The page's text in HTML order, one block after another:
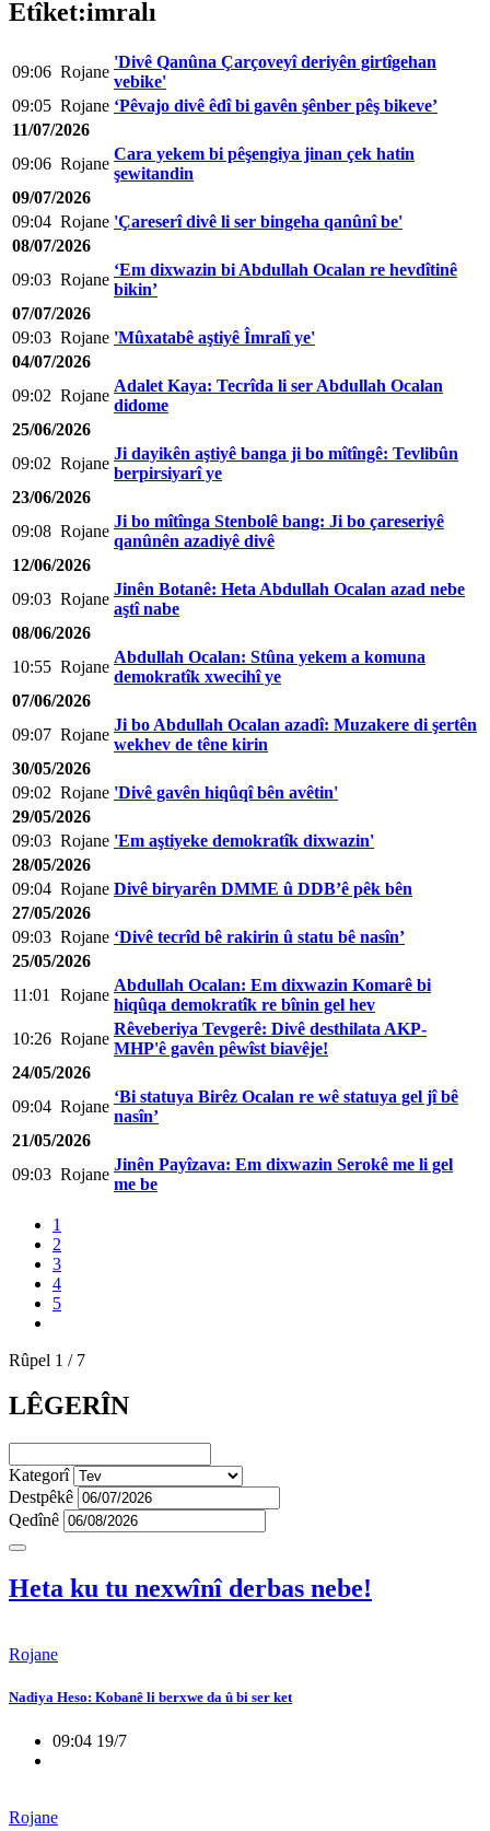
Etîket:imralı
09:06 Rojane
'Divê Qanûna Çarçoveyî deriyên girtîgehan
vebike'
09:05 Rojane ‘Pêvajo divê êdî bi gavên şênber pêş bikeve’
11/07/2026
09:06 Rojane
Cara yekem bi pêşengiya jinan çek hatin
şewitandin
09/07/2026
09:04 Rojane 'Çareserî divê li ser bingeha qanûnî be'
08/07/2026
09:03 Rojane
‘Em dixwazin bi Abdullah Ocalan re hevdîtinê
bikin’
07/07/2026
09:03 Rojane 'Mûxatabê aştiyê Îmralî ye'
04/07/2026
09:02 Rojane
Adalet Kaya: Tecrîda li ser Abdullah Ocalan
didome
25/06/2026
09:02 Rojane
Ji dayikên aştiyê banga ji bo mîtîngê: Tevlibûn
berpirsiyarî ye
23/06/2026
09:08 Rojane
Ji bo mîtînga Stenbolê bang: Ji bo çareseriyê
qanûnên azadiyê divê
12/06/2026
09:03 Rojane
Jinên Botanê: Heta Abdullah Ocalan azad nebe
aştî nabe
08/06/2026
10:55 Rojane
Abdullah Ocalan: Stûna yekem a komuna
demokratîk xwecihî ye
07/06/2026
09:07 Rojane
Ji bo Abdullah Ocalan azadî: Muzakere di şertên
wekhev de têne kirin
30/05/2026
09:02 Rojane 'Divê gavên hiqûqî bên avêtin'
29/05/2026
09:03 Rojane 'Em aştiyeke demokratîk dixwazin'
28/05/2026
09:04 Rojane Divê biryarên DMME û DDB’ê pêk bên
27/05/2026
09:03 Rojane ‘Divê tecrîd bê rakirin û statu bê nasîn’
25/05/2026
11:01
Rojane
Abdullah Ocalan: Em dixwazin Komarê bi
hiqûqa demokratîk re bînin gel hev
10:26 Rojane
Rêveberiya Tevgerê: Divê desthilata AKP-
MHP'ê gavên pêwîst biavêje!
24/05/2026
09:04 Rojane
‘Bi statuya Birêz Ocalan re wê statuya gel jî bê
nasîn’
21/05/2026
09:03 Rojane
Jinên Payîzava: Em dixwazin Serokê me li gel
me be
1
2
3
4
5
Rûpel 1 / 7
LÊGERÎN
Kategorî
Destpêkê
Qedînê
Heta ku tu nexwînî derbas nebe!
Rojane
Nadiya Heso: Kobanê li berxwe da û bi ser ket
09:04 19/7
Rojane